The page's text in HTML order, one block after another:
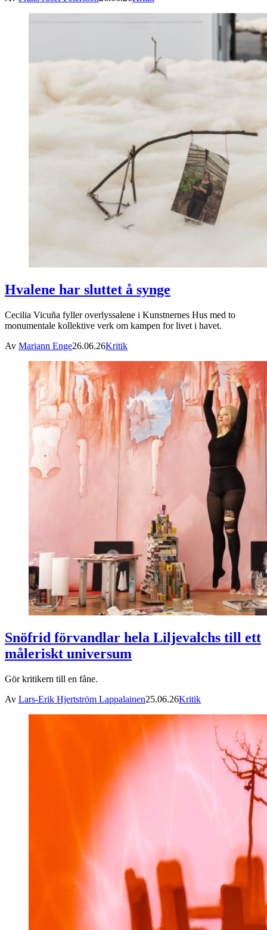
Hvalene har sluttet å synge
Cecilia Vicuña fyller overlyssalene i Kunstnernes Hus med to
monumentale kollektive verk om kampen for livet i havet.
Av Mariann Enge26.06.26Kritik
Snöfrid förvandlar hela Liljevalchs till ett
måleriskt universum
Gör kritikern till en fåne.
Av Lars-Erik Hjertström Lappalainen25.06.26Kritik